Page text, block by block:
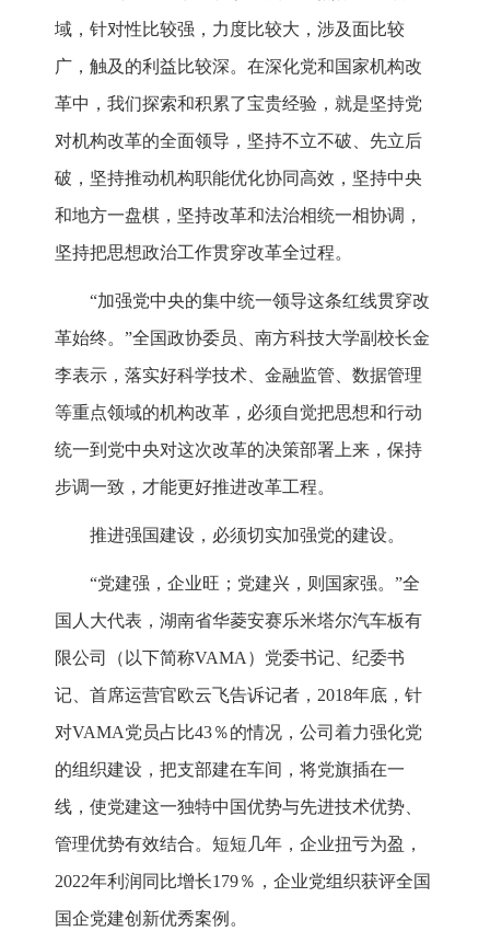
域，针对性比较强，力度比较大，涉及面比较
广，触及的利益比较深。在深化党和国家机构改
革中，我们探索和积累了宝贵经验，就是坚持党
对机构改革的全面领导，坚持不立不破、先立后
破，坚持推动机构职能优化协同高效，坚持中央
和地方一盘棋，坚持改革和法治相统一相协调，
坚持把思想政治工作贯穿改革全过程。
“加强党中央的集中统一领导这条红线贯穿改
革始终。”全国政协委员、南方科技大学副校长金
李表示，落实好科学技术、金融监管、数据管理
等重点领域的机构改革，必须自觉把思想和行动
统一到党中央对这次改革的决策部署上来，保持
步调一致，才能更好推进改革工程。
推进强国建设，必须切实加强党的建设。
“党建强，企业旺；党建兴，则国家强。”全
国人大代表，湖南省华菱安赛乐米塔尔汽车板有
限公司（以下简称VAMA）党委书记、纪委书
记、首席运营官欧云飞告诉记者，2018年底，针
对VAMA党员占比43％的情况，公司着力强化党
的组织建设，把支部建在车间，将党旗插在一
线，使党建这一独特中国优势与先进技术优势、
管理优势有效结合。短短几年，企业扭亏为盈，
2022年利润同比增长179％，企业党组织获评全国
国企党建创新优秀案例。